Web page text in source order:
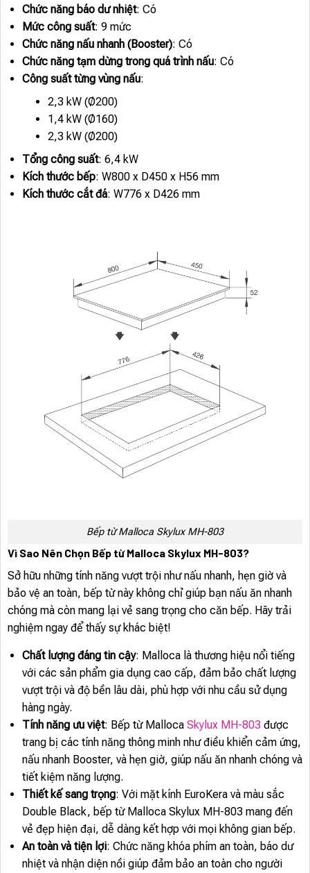
Chức năng báo dư nhiệt: Có
Mức công suất: 9 mức
Chức năng nấu nhanh (Booster): Có
Chức năng tạm dừng trong quá trình nấu: Có
Công suất từng vùng nấu:
2,3 kW (Ø200)
1,4 kW (Ø160)
2,3 kW (Ø200)
Tổng công suất: 6,4 kW
Kích thước bếp: W800 x D450 x H56 mm
Kích thước cắt đá: W776 x D426 mm
Bếp từ Malloca Skylux MH-803
Vì Sao Nên Chọn Bếp từ Malloca Skylux MH-803?
Sở hữu những tính năng vượt trội như nấu nhanh, hẹn giờ và
bảo vệ an toàn, bếp từ này không chỉ giúp bạn nấu ăn nhanh
chóng mà còn mang lại vẻ sang trọng cho căn bếp. Hãy trải
nghiệm ngay để thấy sự khác biệt!
Chất lượng đáng tin cậy: Malloca là thương hiệu nổi tiếng
với các sản phẩm gia dụng cao cấp, đảm bảo chất lượng
vượt trội và độ bền lâu dài, phù hợp với nhu cầu sử dụng
hàng ngày.
Tính năng ưu việt: Bếp từ Malloca Skylux MH-803được
trang bị các tính năng thông minh như điều khiển cảm ứng,
nấu nhanh Booster, và hẹn giờ, giúp nấu ăn nhanh chóng và
tiết kiệm năng lượng.
Thiết kế sang trọng: Với mặt kính EuroKera và màu sắc
Double Black, bếp từ Malloca Skylux MH-803 mang đến
vẻ đẹp hiện đại, dễ dàng kết hợp với mọi không gian bếp.
An toàn và tiện lợi: Chức năng khóa phím an toàn, báo dư
nhiệt và nhận diện nồi giúp đảm bảo an toàn cho người